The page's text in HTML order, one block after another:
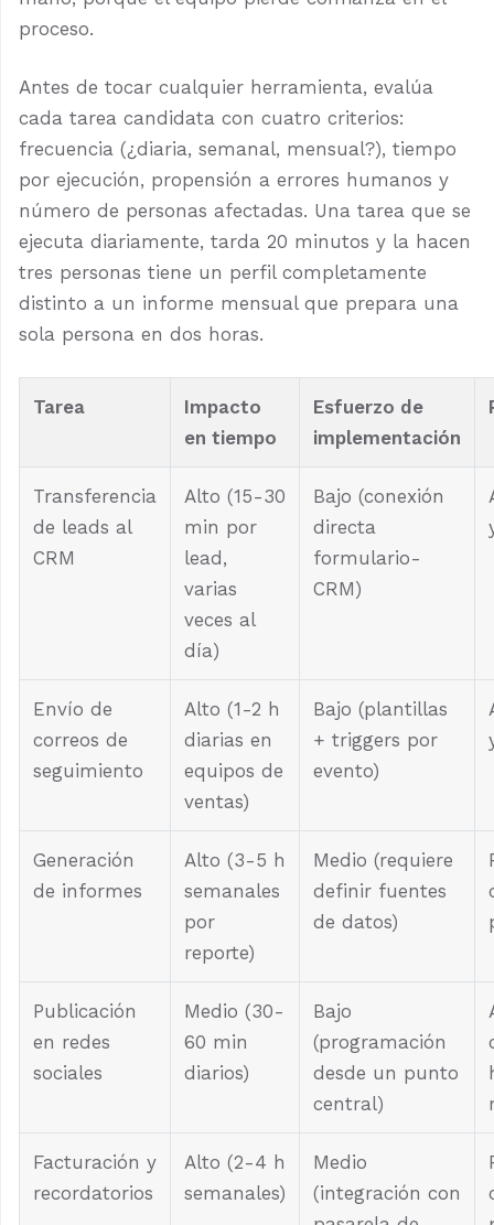
proceso.
Antes de tocar cualquier herramienta, evalúa
cada tarea candidata con cuatro criterios:
frecuencia (¿diaria, semanal, mensual?), tiempo
por ejecución, propensión a errores humanos y
número de personas afectadas. Una tarea que se
ejecuta diariamente, tarda 20 minutos y la hacen
tres personas tiene un perfil completamente
distinto a un informe mensual que prepara una
sola persona en dos horas.
Tarea
Impacto
en tiempo
Esfuerzo de
implementación
Transferencia
de leads al
CRM
Alto (15-30
min por
lead,
varias
veces al
día)
Bajo (conexión
directa
formulario-
CRM)
Envío de
correos de
seguimiento
Alto (1-2 h
diarias en
equipos de
ventas)
Bajo (plantillas
+ triggers por
evento)
Generación
de informes
Alto (3-5 h
semanales
por
reporte)
Medio (requiere
definir fuentes
de datos)
Publicación
en redes
sociales
Medio (30-
60 min
diarios)
Bajo
(programación
desde un punto
central)
Facturación y
recordatorios
Alto (2-4 h
semanales)
Medio
(integración con